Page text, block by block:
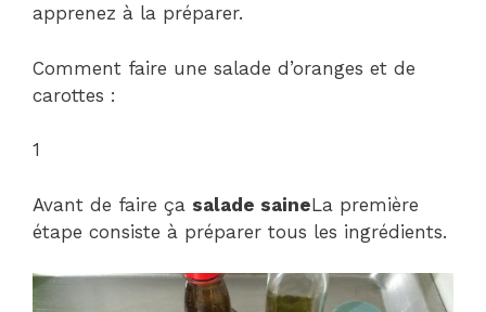
apprenez à la préparer.
Comment faire une salade d’oranges et de
carottes :
1
Avant de faire ça salade saineLa première
étape consiste à préparer tous les ingrédients.